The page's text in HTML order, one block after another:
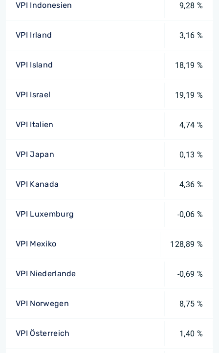
VPI Indonesien 9,28 %
VPI Irland 3,16 %
VPI Island 18,19 %
VPI Israel 19,19 %
VPI Italien 4,74 %
VPI Japan 0,13 %
VPI Kanada 4,36 %
VPI Luxemburg -0,06 %
VPI Mexiko 128,89 %
VPI Niederlande -0,69 %
VPI Norwegen 8,75 %
VPI Österreich 1,40 %